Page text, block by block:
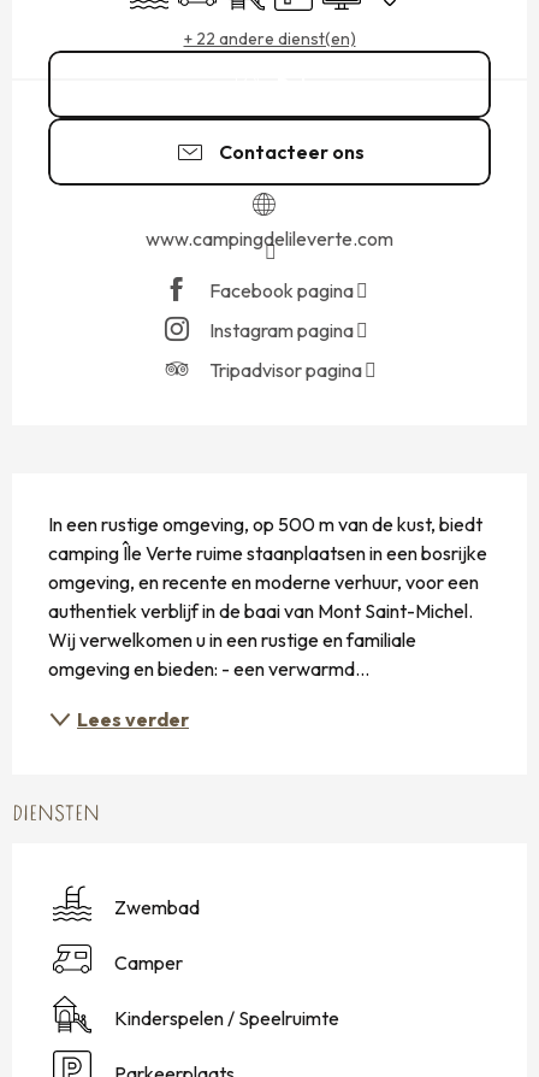
+ 22 andere dienst(en)
Contacteer ons
www.campingdelileverte.com
Facebook pagina
Instagram pagina
Tripadvisor pagina
In een rustige omgeving, op 500 m van de kust, biedt
camping Île Verte ruime staanplaatsen in een bosrijke
omgeving, en recente en moderne verhuur, voor een
authentiek verblijf in de baai van Mont Saint-Michel.
Wij verwelkomen u in een rustige en familiale
omgeving en bieden: - een verwarmd...
Lees verder
DIENSTEN
Zwembad
Camper
Kinderspelen / Speelruimte